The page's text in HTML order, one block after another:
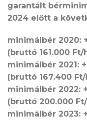
garantált
2024 előtt a
minimálbér 2020:
(bruttó 161.000 Ft/
minimálbér 2021:
(bruttó 167.400 Ft/
minimálbér 2022:
(bruttó 200.000
minimálbér 2023: